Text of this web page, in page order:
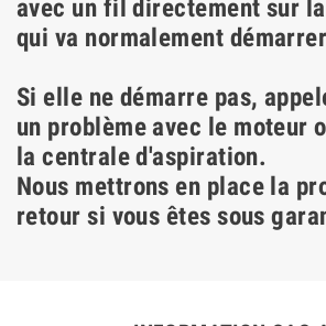
avec un fil directement sur
qui va normalement
Si elle ne démarre pas,
un problème avec le moteur
la centrale d'aspiration.
Nous mettrons en place la
retour si vous êtes sous